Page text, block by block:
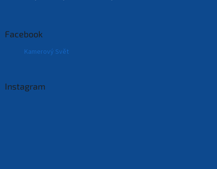
Facebook
Kamerový Svět
Instagram